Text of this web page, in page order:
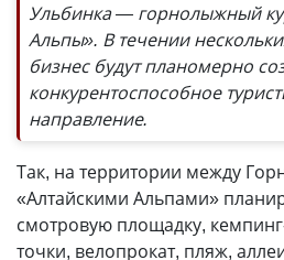
Ульбинка — горнолыжный
Альпы». В течении
бизнес будут планомерно
конкурентоспособное
направление.
Так, на территории между
«Алтайскими Альпами»
смотровую площадку,
точки, велопрокат, пляж,